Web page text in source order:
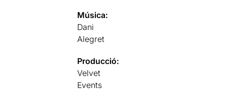
Música:
Dani
Alegret
Producció:
Velvet
Events